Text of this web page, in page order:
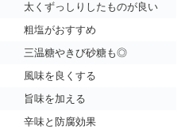
太くずっしりしたものが良い
粗塩がおすすめ
三温糖やきび砂糖も◎
風味を良くする
旨味を加える
辛味と防腐効果